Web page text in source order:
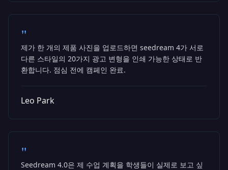
"
제가 한 개의 제품 사진을 업로드하면 seedream 4가 서로
다른 스타일의 20가지 광고 변형을 인쇄 가능한 상태로 반
환합니다. 점심 전에 캠페인 완료.
Leo Park
"
Seedream 4.0은 제 수업 계획을 학생들이 실제로 보고 싶